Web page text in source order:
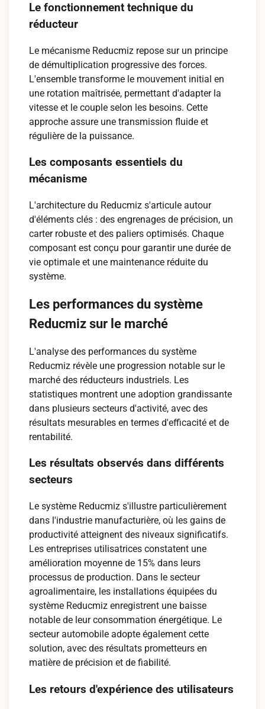
Le fonctionnement technique du
réducteur
Le mécanisme Reducmiz repose sur un principe
de démultiplication progressive des forces.
L'ensemble transforme le mouvement initial en
une rotation maîtrisée, permettant d'adapter la
vitesse et le couple selon les besoins. Cette
approche assure une transmission fluide et
régulière de la puissance.
Les composants essentiels du
mécanisme
L'architecture du Reducmiz s'articule autour
d'éléments clés : des engrenages de précision, un
carter robuste et des paliers optimisés. Chaque
composant est conçu pour garantir une durée de
vie optimale et une maintenance réduite du
système.
Les performances du système
Reducmiz sur le marché
L'analyse des performances du système
Reducmiz révèle une progression notable sur le
marché des réducteurs industriels. Les
statistiques montrent une adoption grandissante
dans plusieurs secteurs d'activité, avec des
résultats mesurables en termes d'efficacité et de
rentabilité.
Les résultats observés dans différents
secteurs
Le système Reducmiz s'illustre particulièrement
dans l'industrie manufacturière, où les gains de
productivité atteignent des niveaux significatifs.
Les entreprises utilisatrices constatent une
amélioration moyenne de 15% dans leurs
processus de production. Dans le secteur
agroalimentaire, les installations équipées du
système Reducmiz enregistrent une baisse
notable de leur consommation énergétique. Le
secteur automobile adopte également cette
solution, avec des résultats prometteurs en
matière de précision et de fiabilité.
Les retours d'expérience des utilisateurs